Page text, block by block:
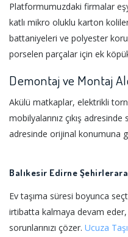
Platformumuzdaki firmalar
katlı mikro oluklu karton
battaniyeleri ve polyester
porselen parçalar için ek
Demontaj ve Montaj
Akülü matkaplar, elektrikli
mobilyalarınız çıkış
adresinde orijinal konumuna
Balıkesir Edirne
Ev taşıma süresi boyunca
irtibatta kalmaya devam
sorunlarınızı çözer. Ucuza